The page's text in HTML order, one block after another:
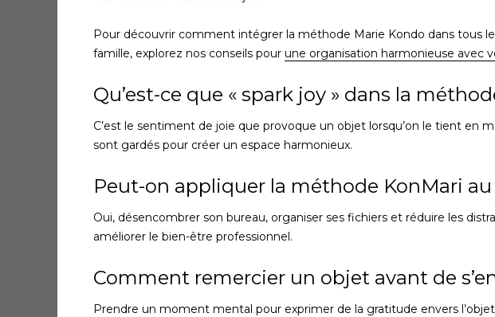
Pour découvrir comment intégrer la méthode Marie Kondo dans tous
famille, explorez nos conseils pour une organisation harmonieuse avec
Qu’est-ce que « spark joy » dans la
C’est le sentiment de joie que provoque un objet lorsqu’on le tient en
sont gardés pour créer un espace harmonieux.
Peut-on appliquer la méthode KonMari au
Oui, désencombrer son bureau, organiser ses fichiers et réduire les
améliorer le bien-être professionnel.
Comment remercier un objet avant de
Prendre un moment mental pour exprimer de la gratitude envers